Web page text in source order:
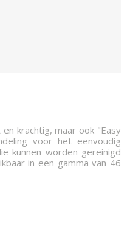
krachtig, maar ook "Easy
voor het eenvoudig
kunnen worden gereinigd
in een gamma van 46